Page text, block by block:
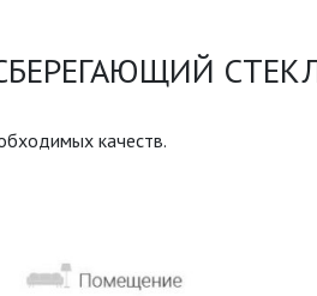
качеств.